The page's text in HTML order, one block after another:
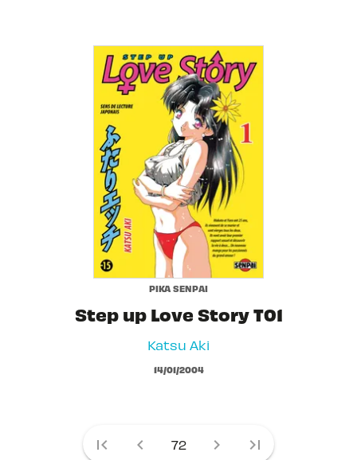
PIKA SENPAI
Step up Love Story T01
Katsu Aki
14/01/2004
first_page chevron_left 72 chevron_right last_page